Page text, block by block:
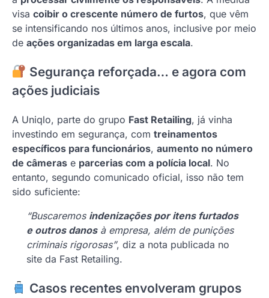
visa coibir o crescente número de furtos, que vêm
se intensificando nos últimos anos, inclusive por meio
de ações organizadas em larga escala.
Segurança reforçada… e agora com
ações judiciais
A Uniqlo, parte do grupo Fast Retailing, já vinha
investindo em segurança, com treinamentos
específicos para funcionários, aumento no número
de câmeras e parcerias com a polícia local. No
entanto, segundo comunicado oficial, isso não tem
sido suficiente:
“Buscaremos indenizações por itens furtados
e outros danosà empresa, além de punições
criminais rigorosas”, diz a nota publicada no
site da Fast Retailing.
Casos recentes envolveram grupos